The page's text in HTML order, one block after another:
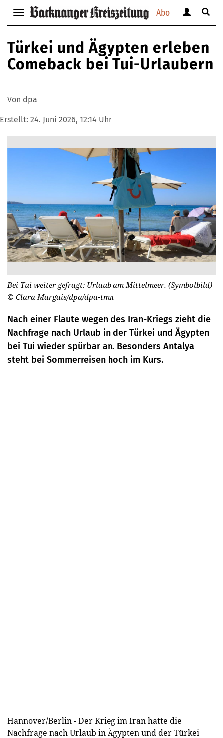
Abo
Navigation
anzeigen
bzw.
verbergen
anzeigen
verbergen
Suche
Türkei und Ägypten erleben
Comeback bei Tui-Urlaubern
Von dpa
Erstellt: 24. Juni 2026, 12:14 Uhr
Bei Tui weiter gefragt: Urlaub am Mittelmeer. (Symbolbild)
© Clara Margais/dpa/dpa-tmn
Nach einer Flaute wegen des Iran-Kriegs zieht die
Nachfrage nach Urlaub in der Türkei und Ägypten
bei Tui wieder spürbar an. Besonders Antalya
steht bei Sommerreisen hoch im Kurs.
Hannover/Berlin - Der Krieg im Iran hatte die
Nachfrage nach Urlaub in Ägypten und der Türkei